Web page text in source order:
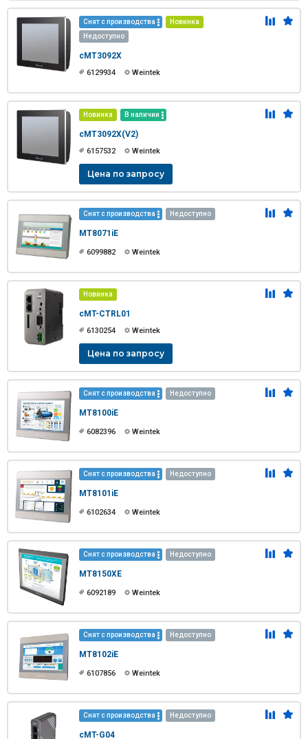
Снят с производства
Новинка
Недоступно
cMT3092X
6129934 Weintek
Новинка В наличии
cMT3092X(V2)
6157532 Weintek
Цена по запросу
Снят с производства Недоступно
MT8071iE
6099882 Weintek
Новинка
cMT-CTRL01
6130254 Weintek
Цена по запросу
Снят с производства Недоступно
MT8100iE
6082396 Weintek
Снят с производства Недоступно
MT8101iE
6102634 Weintek
Снят с производства Недоступно
MT8150XE
6092189 Weintek
Снят с производства Недоступно
MT8102iE
6107856 Weintek
Снят с производства Недоступно
cMT-G04